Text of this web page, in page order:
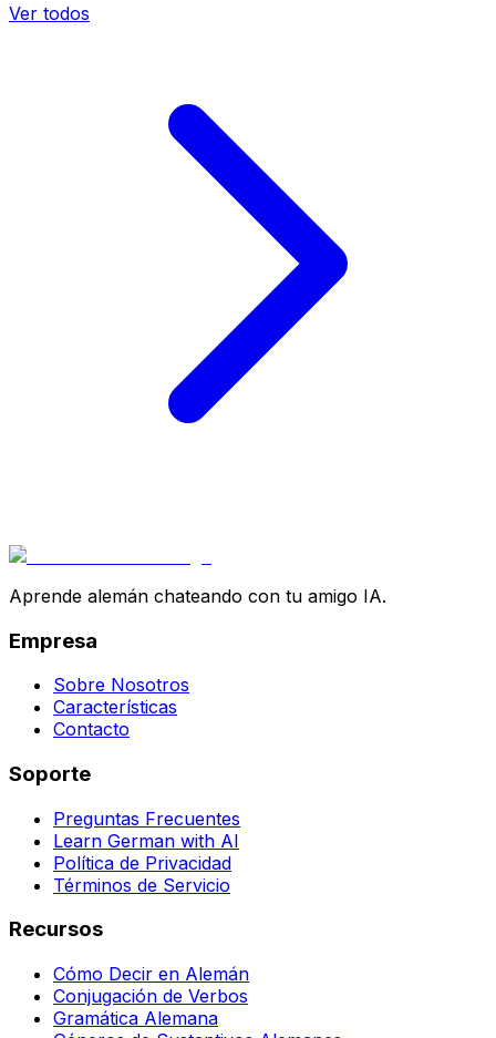
Ver todos
Aprende alemán chateando con tu amigo IA.
Empresa
Sobre Nosotros
Características
Contacto
Soporte
Preguntas Frecuentes
Learn German with AI
Política de Privacidad
Términos de Servicio
Recursos
Cómo Decir en Alemán
Conjugación de Verbos
Gramática Alemana